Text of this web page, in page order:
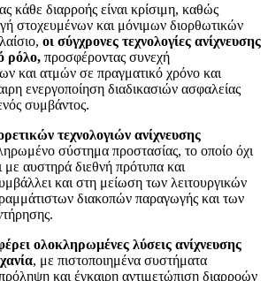
κάθε διαρροής είναι κρίσιμη, καθώς
στοχευμένων και μόνιμων διορθωτικών
οι σύγχρονες τεχνολογίες ανίχνευσης
ρόλο, προσφέροντας συνεχή
και ατμών σε πραγματικό χρόνο και
ενεργοποίηση διαδικασιών ασφαλείας
συμβάντος.
τεχνολογιών ανίχνευσης
σύστημα προστασίας, το οποίο όχι
αυστηρά διεθνή πρότυπα και
και στη μείωση των λειτουργικών
διακοπών παραγωγής και των
ολοκληρωμένες λύσεις ανίχνευσης
, με πιστοποιημένα συστήματα
και έγκαιρη αντιμετώπιση διαρροών